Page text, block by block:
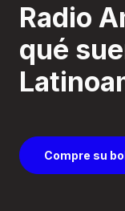
Radio
qué
Compre su